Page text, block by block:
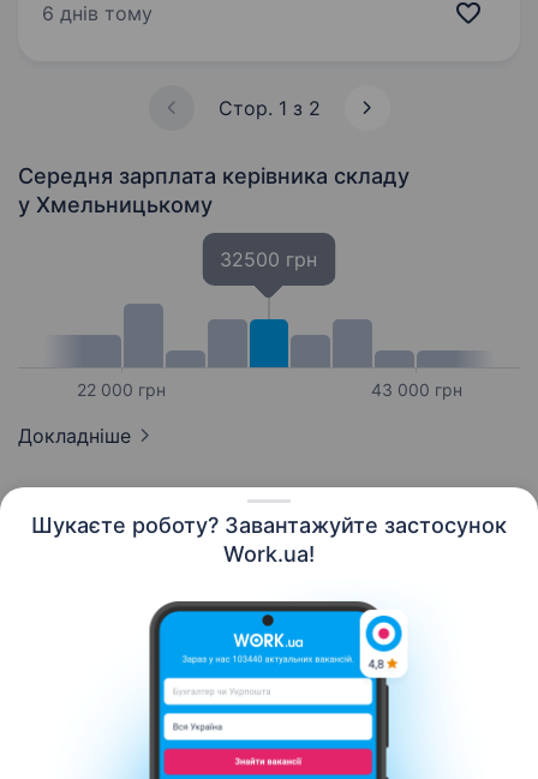
Шукаєте роботу? Завантажуйте застосунок
Work.ua!
6 днів тому
Стор. 1 з 2
Середня зарплата керівника складу
у Хмельницькому
22 000 грн
32500 грн
43 000 грн
Докладніше